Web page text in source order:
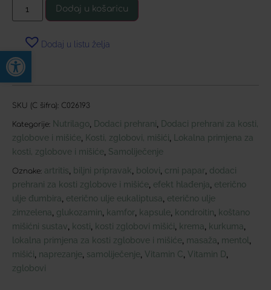
Open toolbar
Dodaj u košaricu
Dodaj u listu želja
SKU (C šifra): C026193
Kategorije: Nutrilago Dodaci prehrani Dodaci prehrani za kosti,
zglobove i mišiće Kosti, zglobovi, mišići Lokalna primjena za
kosti, zglobove i mišiće Samoliječenje
Oznake: artritis biljni pripravak bolovi crni papar dodaci
prehrani za kosti zglobove i mišiće efekt hlađenja eterično
ulje đumbira eterično ulje eukaliptusa eterično ulje
zimzelena glukozamin kamfor kapsule kondroitin koštano
mišićni sustav kosti kosti zglobovi mišići krema kurkuma
lokalna primjena za kosti zglobove i mišiće masaža mentol
mišići naprezanje samoliječenje Vitamin C Vitamin D
zglobovi